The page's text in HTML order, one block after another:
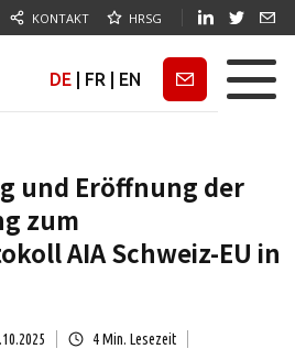
KONTAKT HRSG
DE FR EN Newsletter
und Eröffnung der
zum
AIA Schweiz-EU in
4Min. Lesezeit